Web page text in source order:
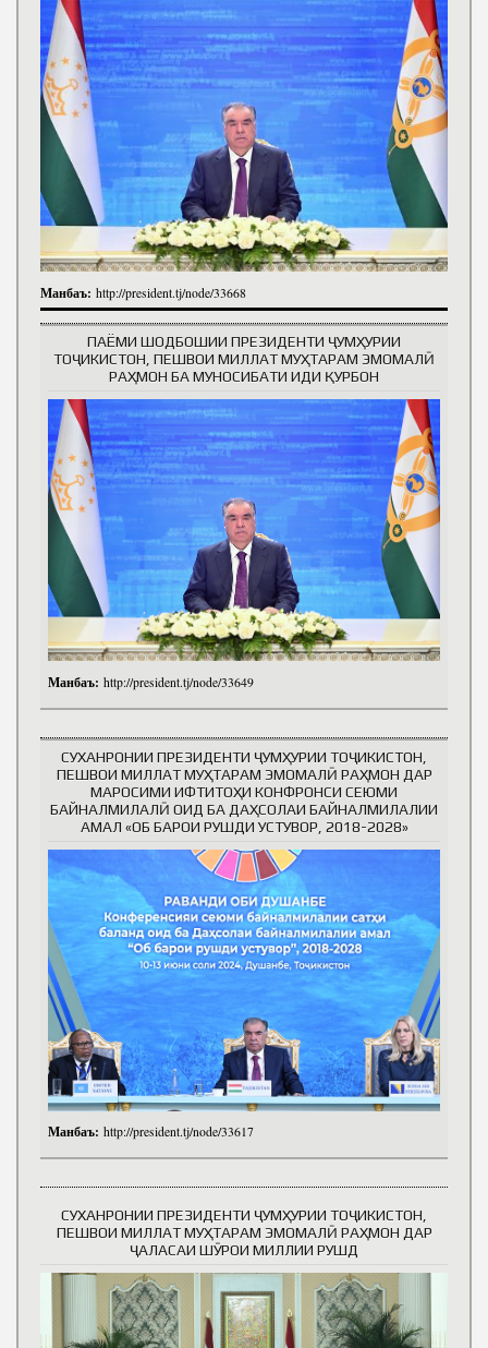
Манбаъ: http://president.tj/node/33668
ПАЁМИ ШОДБОШИИ ПРЕЗИДЕНТИ ҶУМҲУРИИ
ТОҶИКИСТОН, ПЕШВОИ МИЛЛАТ МУҲТАРАМ ЭМОМАЛӢ
РАҲМОН БА МУНОСИБАТИ ИДИ ҚУРБОН
Манбаъ: http://president.tj/node/33649
СУХАНРОНИИ ПРЕЗИДЕНТИ ҶУМҲУРИИ ТОҶИКИСТОН,
ПЕШВОИ МИЛЛАТ МУҲТАРАМ ЭМОМАЛӢ РАҲМОН ДАР
МАРОСИМИ ИФТИТОҲИ КОНФРОНСИ СЕЮМИ
БАЙНАЛМИЛАЛӢ ОИД БА ДАҲСОЛАИ БАЙНАЛМИЛАЛИИ
АМАЛ «ОБ БАРОИ РУШДИ УСТУВОР, 2018-2028»
Манбаъ: http://president.tj/node/33617
СУХАНРОНИИ ПРЕЗИДЕНТИ ҶУМҲУРИИ ТОҶИКИСТОН,
ПЕШВОИ МИЛЛАТ МУҲТАРАМ ЭМОМАЛӢ РАҲМОН ДАР
ҶАЛАСАИ ШӮРОИ МИЛЛИИ РУШД